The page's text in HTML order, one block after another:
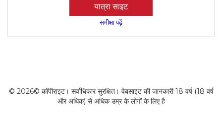
यात्रा साइट
समीक्षा पढ़ें
© 2026© कॉपीराइट। सर्वाधिकार सुरक्षित। वेबसाइट की जानकारी 18 वर्ष (18 वर्ष
और अधिक) से अधिक उम्र के लोगों के लिए है